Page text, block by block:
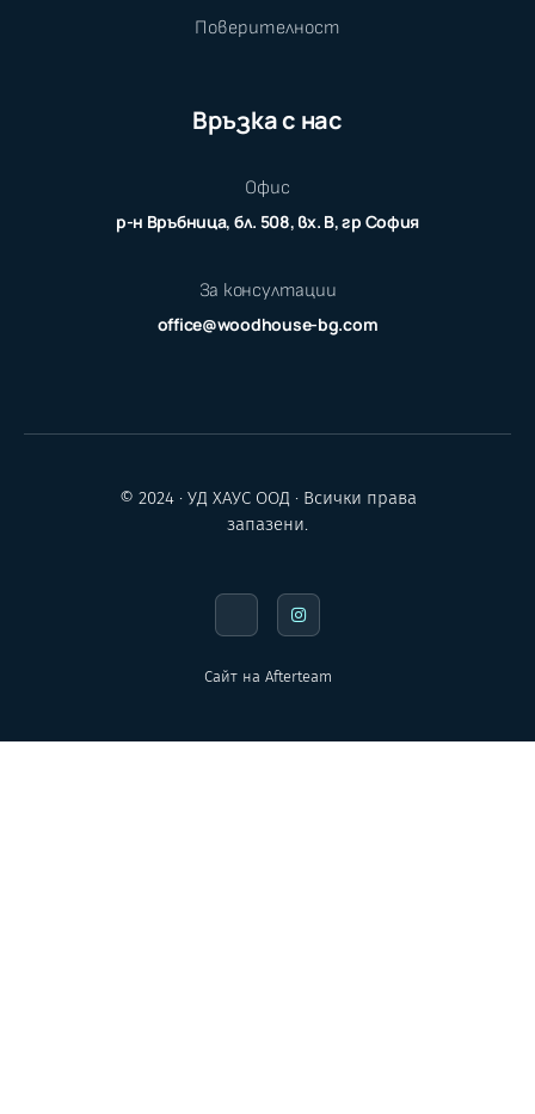
Поверителност
Връзка с нас
Офис
р-н Връбница, бл. 508, вх. В, гр София
За консултации
office@woodhouse-bg.com
© 2024 · УД ХАУС ООД · Всички права
запазени.
Сайт на Afterteam